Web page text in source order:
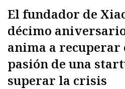
El fundador de
décimo
anima a
pasión de una
superar la crisis